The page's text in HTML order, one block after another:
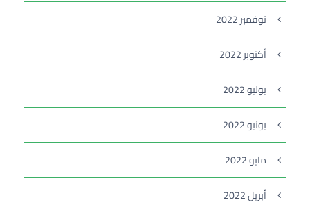
نوفمبر 2022
أكتوبر 2022
يوليو 2022
يونيو 2022
مايو 2022
أبريل 2022